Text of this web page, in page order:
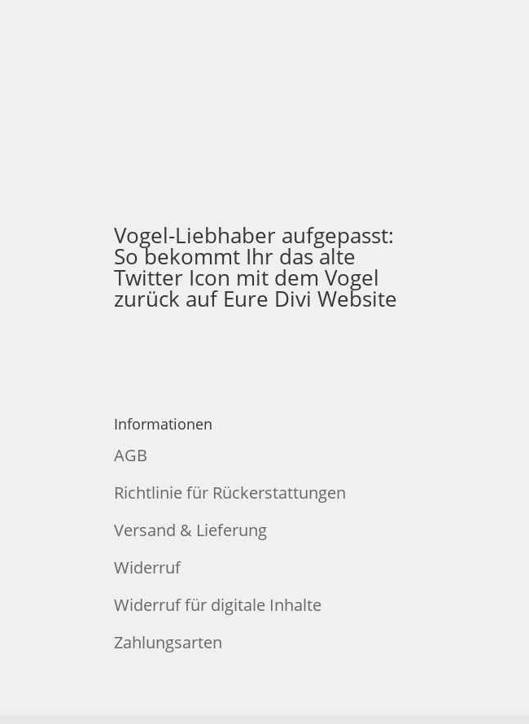
Vogel-Liebhaber aufgepasst:
So bekommt Ihr das alte
Twitter Icon mit dem Vogel
zurück auf Eure Divi Website
Informationen
AGB
Richtlinie für Rückerstattungen
Versand & Lieferung
Widerruf
Widerruf für digitale Inhalte
Zahlungsarten